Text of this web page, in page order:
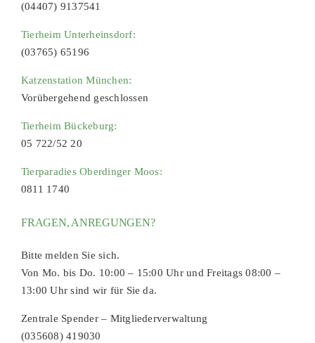
(04407) 9137541
Tierheim Unterheinsdorf:
(03765) 65196
Katzenstation München:
Vorübergehend geschlossen
Tierheim Bückeburg:
05 722/52 20
Tierparadies Oberdinger Moos:
0811 1740
FRAGEN, ANREGUNGEN?
Bitte melden Sie sich.
Von Mo. bis Do. 10:00 – 15:00 Uhr und Freitags 08:00 –
13:00 Uhr sind wir für Sie da.
Zentrale Spender – Mitgliederverwaltung
(035608) 419030